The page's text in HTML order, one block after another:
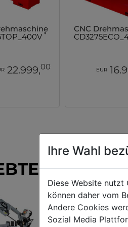
*
22.999,00
CNC
EUR
Ihre Wahl
Diese Website
können daher vom
Andere Cookies
Sozial Media